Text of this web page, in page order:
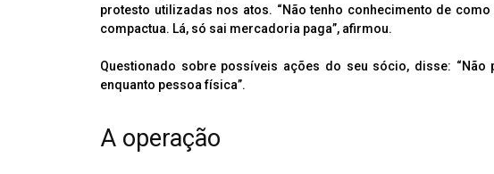
protesto utilizadas nos atos. “Não tenho conhecimento de
compactua. Lá, só sai mercadoria paga”, afirmou.
Questionado sobre possíveis ações do seu sócio, disse:
enquanto pessoa física”.
A operação